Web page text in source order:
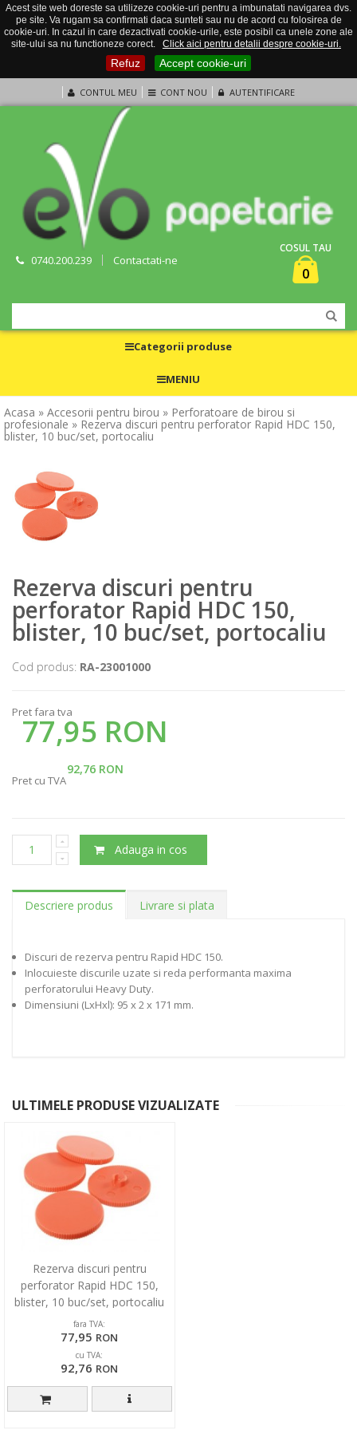
Acest site web doreste sa utilizeze cookie-uri pentru a imbunatati navigarea dvs.
pe site. Va rugam sa confirmati daca sunteti sau nu de acord cu folosirea de
cookie-uri. In cazul in care dezactivati cookie-urile, este posibil ca unele zone ale
site-ului sa nu functioneze corect.
Click aici pentru detalii despre cookie-uri.
Refuz Accept cookie-uri
CONTUL MEU CONT NOU AUTENTIFICARE
0740.200.239 Contactati-ne
COSUL TAU
0
Categorii produse
MENIU
Acasa » Accesorii pentru birou » Perforatoare de birou si
profesionale » Rezerva discuri pentru perforator Rapid HDC 150,
blister, 10 buc/set, portocaliu
Rezerva discuri pentru
perforator Rapid HDC 150,
blister, 10 buc/set, portocaliu
Cod produs: RA-23001000
Pret fara tva
77,95 RON
92,76 RON
Pret cu TVA
Adauga in cos
Descriere produs Livrare si plata
Discuri de rezerva pentru Rapid HDC 150.
Inlocuieste discurile uzate si reda performanta maxima
perforatorului Heavy Duty.
Dimensiuni (LxHxl): 95 x 2 x 171 mm.
ULTIMELE PRODUSE VIZUALIZATE
Rezerva discuri pentru
perforator Rapid HDC 150,
blister, 10 buc/set, portocaliu
fara TVA:
77,95 RON
cu TVA:
92,76 RON